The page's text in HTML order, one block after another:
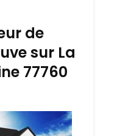
de
sur La
77760